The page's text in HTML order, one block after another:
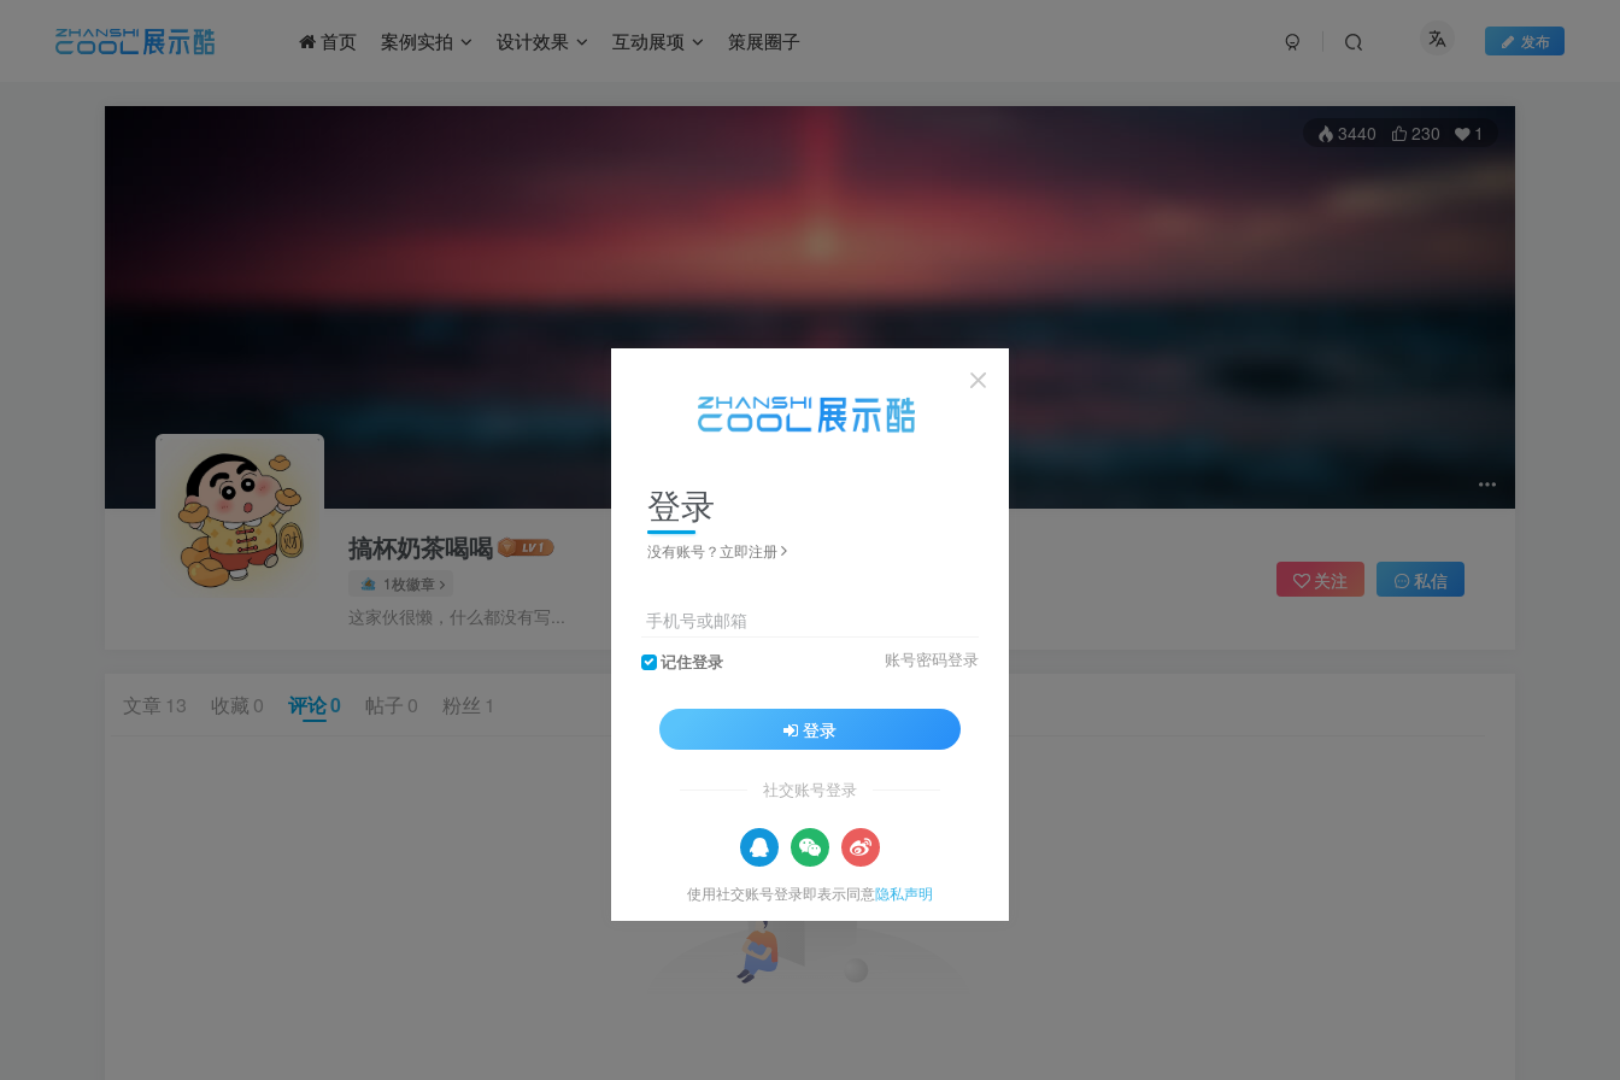
首页 案例实拍 设计效果 互动展项 策展圈子 发布
3440 230 1
搞杯奶茶喝喝
1枚徽章
这家伙很懒，什么都没有写...
关注 私信
文章 13 收藏 0 评论0 帖子 0 粉丝 1
登录
没有账号？立即注册
手机号或邮箱
记住登录 账号密码登录
登录
社交账号登录
使用社交账号登录即表示同意隐私声明